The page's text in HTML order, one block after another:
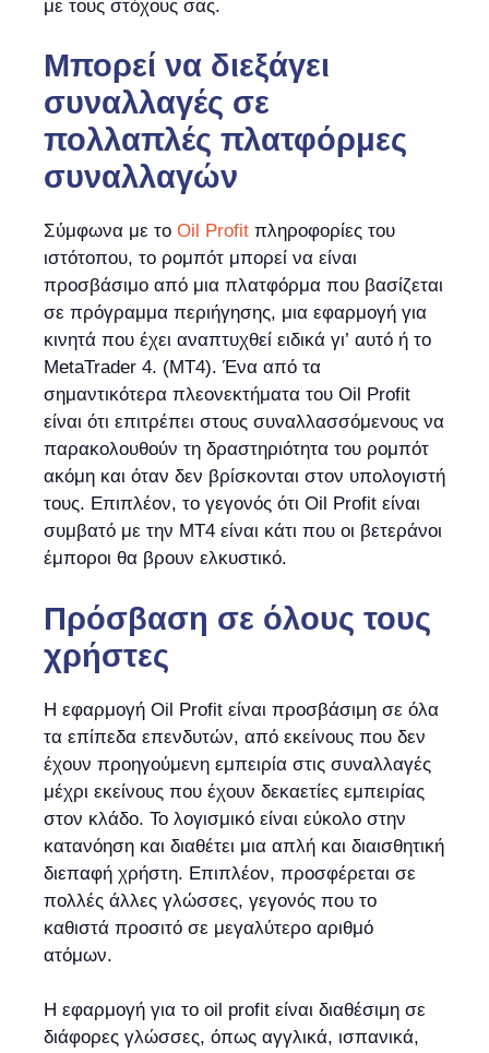
με τους στόχους σας.
Μπορεί να διεξάγει
συναλλαγές σε
πολλαπλές πλατφόρμες
συναλλαγών
Σύμφωνα με το Oil Profit πληροφορίες του
ιστότοπου, το ρομπότ μπορεί να είναι
προσβάσιμο από μια πλατφόρμα που βασίζεται
σε πρόγραμμα περιήγησης, μια εφαρμογή για
κινητά που έχει αναπτυχθεί ειδικά γι’ αυτό ή το
MetaTrader 4. (MT4). Ένα από τα
σημαντικότερα πλεονεκτήματα του Oil Profit
είναι ότι επιτρέπει στους συναλλασσόμενους να
παρακολουθούν τη δραστηριότητα του ρομπότ
ακόμη και όταν δεν βρίσκονται στον υπολογιστή
τους. Επιπλέον, το γεγονός ότι Oil Profit είναι
συμβατό με την MT4 είναι κάτι που οι βετεράνοι
έμποροι θα βρουν ελκυστικό.
Πρόσβαση σε όλους τους
χρήστες
Η εφαρμογή Oil Profit είναι προσβάσιμη σε όλα
τα επίπεδα επενδυτών, από εκείνους που δεν
έχουν προηγούμενη εμπειρία στις συναλλαγές
μέχρι εκείνους που έχουν δεκαετίες εμπειρίας
στον κλάδο. Το λογισμικό είναι εύκολο στην
κατανόηση και διαθέτει μια απλή και διαισθητική
διεπαφή χρήστη. Επιπλέον, προσφέρεται σε
πολλές άλλες γλώσσες, γεγονός που το
καθιστά προσιτό σε μεγαλύτερο αριθμό
ατόμων.
Η εφαρμογή για το oil profit είναι διαθέσιμη σε
διάφορες γλώσσες, όπως αγγλικά, ισπανικά,